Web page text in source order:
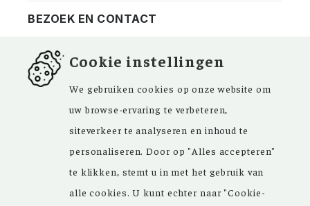
Privacy
ANBI
Bezoekadres
Vraag en antwoord
BEZOEK EN CONTACT
NIEUWSBRIEF
FACEBOOK
Kom ‘Ons Voorgeslacht’ versterken. Sinds de
oprichting in 1946 zijn de inspirerende
Cookie instellingen
We gebruiken cookies op onze website om
uw browse-ervaring te verbeteren,
siteverkeer te analyseren en inhoud te
personaliseren. Door op "Alles accepteren"
te klikken, stemt u in met het gebruik van
alle cookies. U kunt echter naar "Cookie-